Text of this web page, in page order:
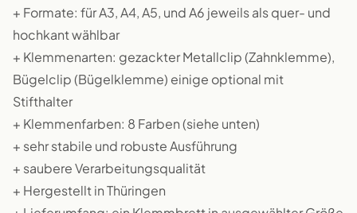
+ Formate: für A3, A4, A5, und A6 jeweils als quer- und
hochkant wählbar
+ Klemmenarten: gezackter Metallclip (Zahnklemme),
Bügelclip (Bügelklemme) einige optional mit
Stifthalter
+ Klemmenfarben: 8 Farben (siehe unten)
+ sehr stabile und robuste Ausführung
+ saubere Verarbeitungsqualität
+ Hergestellt in Thüringen